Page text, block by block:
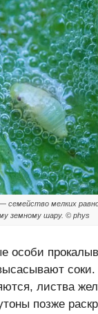
семейство мелких
земному шару. © phys
особи
листва
позже